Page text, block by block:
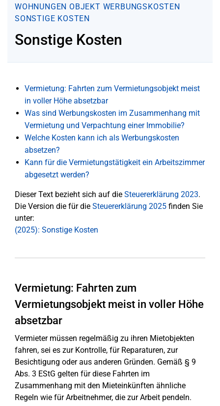
WOHNUNGEN OBJEKT WERBUNGSKOSTEN
SONSTIGE KOSTEN
Sonstige Kosten
Vermietung: Fahrten zum Vermietungsobjekt meist
in voller Höhe absetzbar
Was sind Werbungskosten im Zusammenhang mit
Vermietung und Verpachtung einer Immobilie?
Welche Kosten kann ich als Werbungskosten
absetzen?
Kann für die Vermietungstätigkeit ein Arbeitszimmer
abgesetzt werden?
Dieser Text bezieht sich auf die Steuererklärung 2023.
Die Version die für die Steuererklärung 2025 finden Sie
unter:
(2025): Sonstige Kosten
Vermietung: Fahrten zum
Vermietungsobjekt meist in voller Höhe
absetzbar
Vermieter müssen regelmäßig zu ihren Mietobjekten
fahren, sei es zur Kontrolle, für Reparaturen, zur
Besichtigung oder aus anderen Gründen. Gemäß § 9
Abs. 3 EStG gelten für diese Fahrten im
Zusammenhang mit den Mieteinkünften ähnliche
Regeln wie für Arbeitnehmer, die zur Arbeit pendeln.